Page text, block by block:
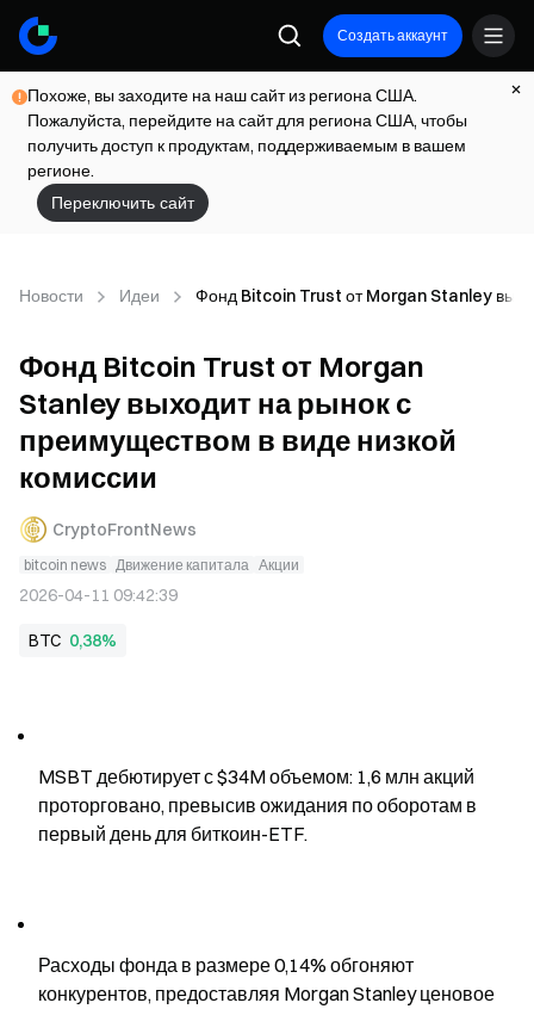
Создать аккаунт
Похоже, вы заходите на наш сайт из региона США.
Пожалуйста, перейдите на сайт для региона США, чтобы
получить доступ к продуктам, поддерживаемым в вашем
регионе.
Переключить сайт
Новости Идеи Фонд Bitcoin Trust от Morgan Stanley
Фонд Bitcoin Trust от Morgan
Stanley выходит на рынок с
преимуществом в виде низкой
комиссии
CryptoFrontNews
bitcoin news Движение капитала Акции
2026-04-11 09:42:39
BTC 0,38%
MSBT дебютирует с $34M объемом: 1,6 млн акций
проторговано, превысив ожидания по оборотам в
первый день для биткоин-ETF.
Расходы фонда в размере 0,14% обгоняют
конкурентов, предоставляя Morgan Stanley ценовое